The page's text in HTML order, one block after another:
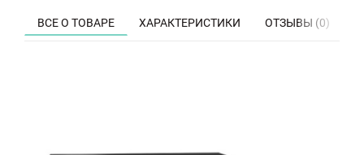
ВСЕ О ТОВАРЕ ХАРАКТЕРИСТИКИ ОТЗЫВЫ (0)